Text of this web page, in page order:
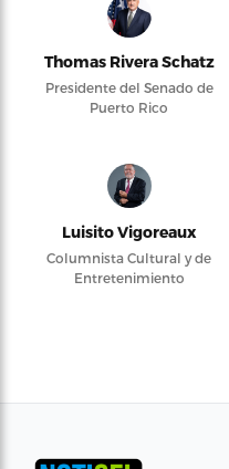
Thomas Rivera Schatz
Presidente del Senado de
Puerto Rico
Luisito Vigoreaux
Columnista Cultural y de
Entretenimiento